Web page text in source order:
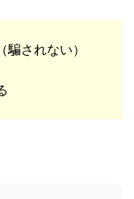
されない）